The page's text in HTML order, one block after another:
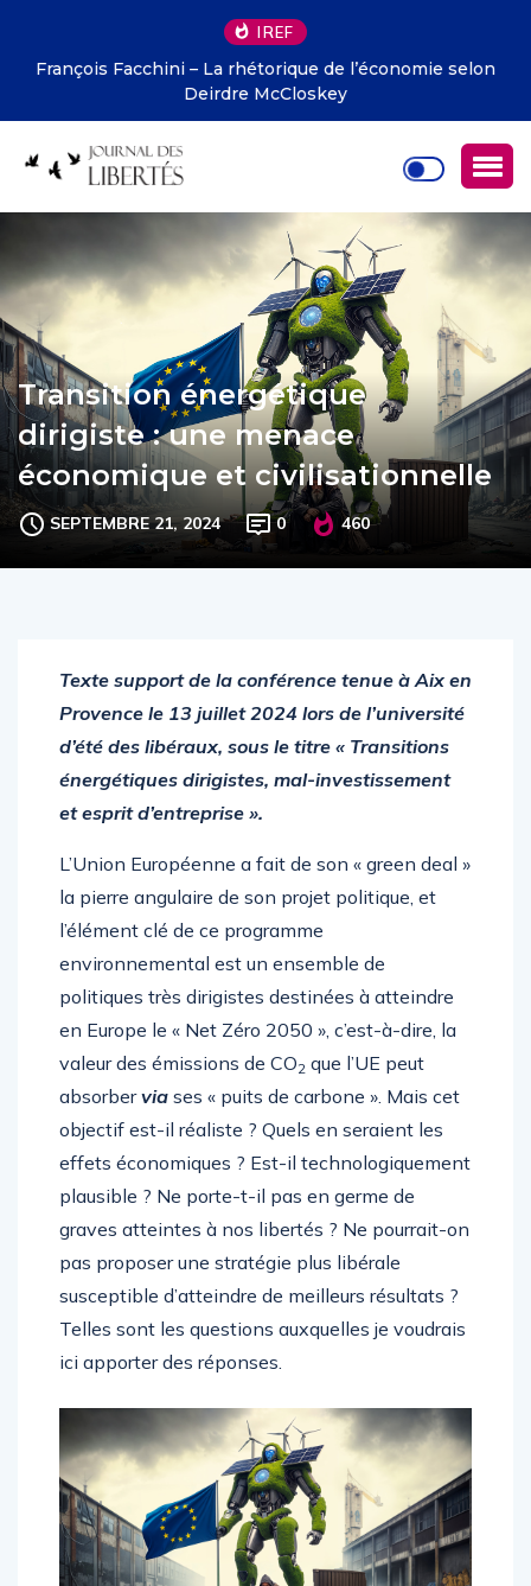
IREF
François Facchini – La rhétorique de l’économie selon
Deirdre McCloskey
Transition énergétique
dirigiste : une menace
économique et civilisationnelle
SEPTEMBRE 21, 2024 0 460
Texte support de la conférence tenue à Aix en
Provence le 13 juillet 2024 lors de l’université
d’été des libéraux, sous le titre « Transitions
énergétiques dirigistes, mal-investissement
et esprit d’entreprise ».
L’Union Européenne a fait de son « green deal »
la pierre angulaire de son projet politique, et
l’élément clé de ce programme
environnemental est un ensemble de
politiques très dirigistes destinées à atteindre
en Europe le « Net Zéro 2050 », c’est-à-dire, la
valeur des émissions de CO2 que l’UE peut
absorbervia ses « puits de carbone ». Mais cet
objectif est-il réaliste ? Quels en seraient les
effets économiques ? Est-il technologiquement
plausible ? Ne porte-t-il pas en germe de
graves atteintes à nos libertés ? Ne pourrait-on
pas proposer une stratégie plus libérale
susceptible d’atteindre de meilleurs résultats ?
Telles sont les questions auxquelles je voudrais
ici apporter des réponses.